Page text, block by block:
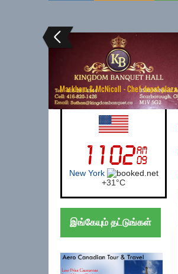
Markham & McNicoll - Chef depot plaza
UK (London)
London
+27°C
இங்கேயும் தட்டுங்கள்